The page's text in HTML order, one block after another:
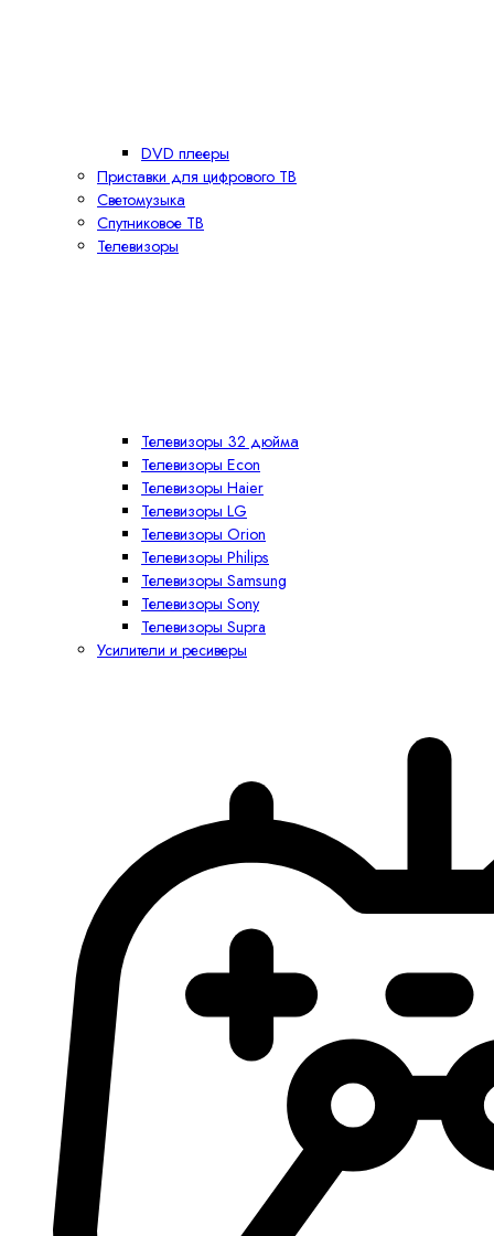
DVD плееры
Приставки для цифрового ТВ
Светомузыка
Спутниковое ТВ
Телевизоры
Телевизоры 32 дюйма
Телевизоры Econ
Телевизоры Haier
Телевизоры LG
Телевизоры Orion
Телевизоры Philips
Телевизоры Samsung
Телевизоры Sony
Телевизоры Supra
Усилители и ресиверы